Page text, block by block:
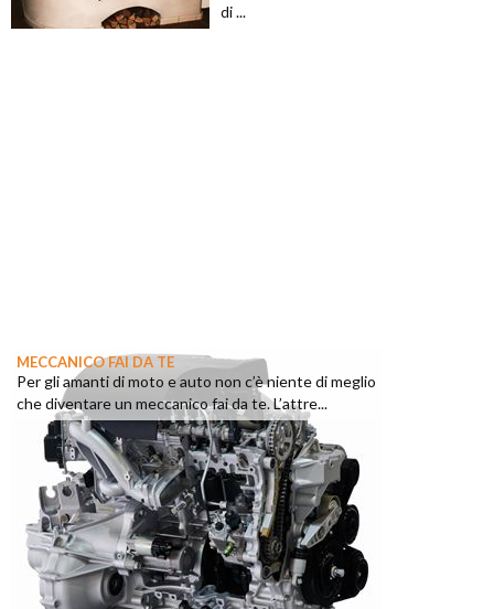
di ...
MECCANICO FAI DA TE
Per gli amanti di moto e auto non c’è niente di meglio
che diventare un meccanico fai da te. L’attre...